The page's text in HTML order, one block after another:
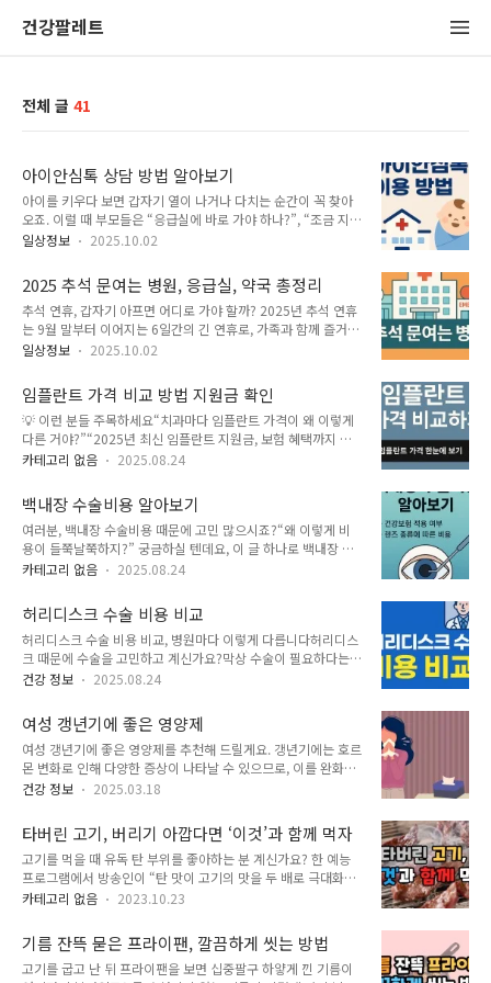
건강팔레트
전체 글 41
아이안심톡 상담 방법 알아보기
아이를 키우다 보면 갑자기 열이 나거나 다치는 순간이 꼭 찾아
오죠. 이럴 때 부모들은 “응급실에 바로 가야 하나?”, “조금 지켜
봐도 되나?” 하는 고민을 하게 됩니다. 이런 상황에서 아이안심
의료진이 온라인으로 상담을 제공하는 플랫폼으로, 언제 어디서
든 도움을 받을 수 있도록 마련된 서비스입니다. 아이안심톡의
특징과 상담 방법, 실제 이용법을 구체적으로 살펴볼게요. 아이
안심톡 바로가기 ▶▶ 아이안심톡이 필요한 이유 아이들은 성인
과 달리 증상이 빠르게 변하고, 작은 질환도 금세 심각해질 수 있
혼란스럽죠. 실제로 많은 부모들이 불안한 마음에 응급실을 찾지
만, 꼭 그럴 필요가 없는 ..
일상정보 2025.10.02
2025 추석 문여는 병원, 응급실, 약국 총정리
추석 연휴, 갑자기 아프면 어디로 가야 할까? 2025년 추석 연휴
는 9월 말부터 이어지는 6일간의 긴 연휴로, 가족과 함께 즐거운
시간을 보낼 수 있는 황금 같은 기회입니다. 하지만 이런 연휴에
감한 상황이 생기기 쉽습니다. 특히 어른들은 연휴 중 음식 과식,
음주, 교통사고 등으로 응급실을 찾는 경우가 많고, 아이들은 열
감기, 장염, 사고 등으로 병원을 찾게 됩니다. 따라서 미리 추석
문여는 병원과 연휴 진료 응급실, 그리고 추석 문여는 약국 정보
를 확인해 두는 것이 필요합니다. 추석 문여는 병원 찾기 (응급의
료포털 E-gen을 활용하는 것입니다. 전국 병·의원, 응급실, 보
건..
일상정보 2025.10.02
임플란트 가격 비교 방법 지원금 확인
💡 이런 분들 주목하세요“치과마다 임플란트 가격이 왜 이렇게
다른 거야?”“2025년 최신 임플란트 지원금, 보험 혜택까지 알
고 싶다”“가격만 보지 말라던데… 진짜 봐야 할 포인트는 뭘
용 기준 확인하기 ▶▶ 요즘 임플란트 시술은 선택이 아닌 필수
가 되어가고 있습니다. 하지만 막상 치과를 선택하려고 보면, 임
플란트 가격이 천차만별이죠. 저렴한 광고도 많고, 반대로 고급
브랜드를 강조하는 곳도 많습니다. 그렇다면 어떤 기준으로 임플
란트 가격을 비교해야 할까요?이번 글에서는 겉으로 보이는 가
지원 제도까지 모두 정리해 드릴게요. 1️⃣ 임플란트 가격 한눈에
보기 – 평균 비용은 얼마일..
카테고리 없음 2025.08.24
백내장 수술비용 알아보기
여러분, 백내장 수술비용 때문에 고민 많으시죠?“왜 이렇게 비
용이 들쭉날쭉하지?” 궁금하실 텐데요, 이 글 하나로 백내장 비
용의 모든 것을 속 시원히 정리해 드릴게요. 병원별 수술비용 바
말고 읽어보세요.백내장 수술비용 알아보기백내장 수술비용을
제대로 이해하기 위해서는 먼저 백내장이 무엇인지, 어떤 수술
방법이 있는지부터 알 필요가 있어요. 백내장이란 눈 안 수정체
가 혼탁해져서 시야가 흐려지는 질환이에요. 나이가 들면서 흔히
나타나고, 증상이 진행되면 수술을 통해 인공 수정체를 넣는 방
렌즈 종류, 병원 종류에 따라 달라집니다. 예컨대 단초점 인공수
정체를 건강보험 적용받으면 양안 기준..
카테고리 없음 2025.08.24
허리디스크 수술 비용 비교
허리디스크 수술 비용 비교, 병원마다 이렇게 다릅니다허리디스
크 때문에 수술을 고민하고 계신가요?막상 수술이 필요하다는
말을 들으면 제일 먼저 떠오르는 게 ‘비용’이죠. “허리디스크 수
술하고 나서 더 아파지는 건 아닐까?” 걱정이 많을 수밖에 없어
요. 하지만 최근에는 회복 부담을 줄인 허리디스크 수술 방식이
등장하면서비용, 입원, 회복 시간까지 전보다 훨씬 효율적으로
바뀌고 있어요.이 글에서 허리디스크 수술 종류와 평균 비용, 그
리고 꼭 알아야 할 관리 방법까지 정리해드릴게요. 허리디스크,
나 주사, 물리치료 등 비수술적인 방법으로 호전될 수 있어요.하
지만 아래와 같은 증상이 있다..
건강 정보 2025.08.24
여성 갱년기에 좋은 영양제
여성 갱년기에 좋은 영양제를 추천해 드릴게요. 갱년기에는 호르
몬 변화로 인해 다양한 증상이 나타날 수 있으므로, 이를 완화하
는 데 도움이 되는 영양제를 선택하는 것이 중요합니다. 질병이
맞는 영양제 추천받기 이소플라본 (Isoflavones) 온웰 대두 이
소플라본 갱년기 영양제가격 : 49,000원온월의 갱년기 영양제
이소플라본은 여성 건강에 도움을 주는 이소플라본 성분을 함유
하여, 갱년기 증상 완화와 호르몬 균형 유지에 기여합니다. 또한,
국내 제조로 품질과 안전성을 보장하며, 합리적인 가격으로 제공
여성들에게 신뢰받는 제품입니다.구매 바로가기 대두 이소플라
본 여성 갱년기 식..
건강 정보 2025.03.18
타버린 고기, 버리기 아깝다면 ‘이것’과 함께 먹자
고기를 먹을 때 유독 탄 부위를 좋아하는 분 계신가요? 한 예능
프로그램에서 방송인이 “탄 맛이 고기의 맛을 두 배로 극대화합
니다”라고 말했습니다. 고기를 먹을 때 유독 탄 부위를 좋아하는
세히 알려드릴게요 1. 탄 고기가 위험한 이유 탄 고기는 발암물
질 발생시킵니다. 고기를 구울 때는 고기가 타거나 바싹 구워지
지 않도록 주의해야 합니다. 센 불에 고기를 굽다 보면 유해물질
카테고리 없음 2023.10.23
기름 잔뜩 묻은 프라이팬, 깔끔하게 씻는 방법
고기를 굽고 난 뒤 프라이팬을 보면 십중팔구 하얗게 낀 기름이